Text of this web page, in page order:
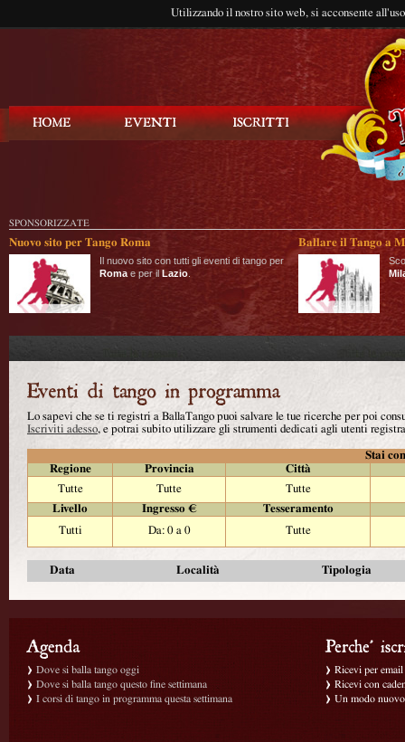
Utilizzando il nostro sito web, si acconsente
SPONSORIZZATE
Nuovo sito per Tango Roma
Il nuovo sito con tutti gli eventi di tango per
Roma e per il Lazio
Ballare il Tango a
Lo sapevi che se ti registri a BallaTango puoi salvare le tue ricerche per poi
Iscriviti adesso, e potrai subito utilizzare gli strumenti dedicati agli utenti
Stai
Regione
Provincia
Città
Tutte
Tutte
Tutte
Livello
Ingresso €
Tesseramento
Tutti
Da: 0 a 0 Tutte
Data Località Tipologia
Dove si balla tango oggi
Dove si balla tango questo fine settimana
I corsi di tango in programma questa settimana
Ricevi per
Ricevi con
Un modo